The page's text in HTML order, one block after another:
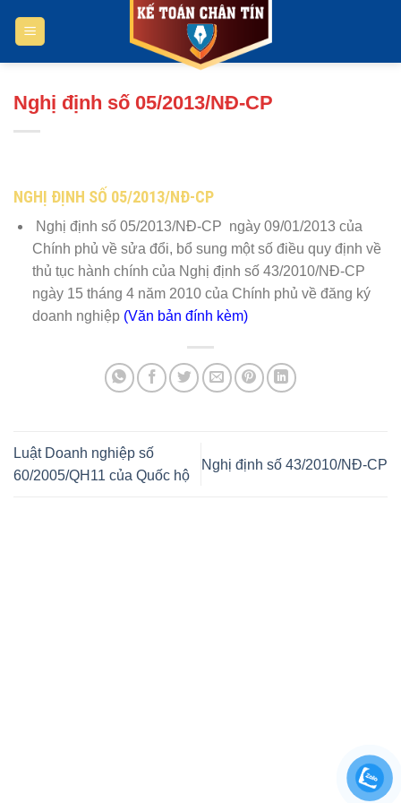
Nghị định số 05/2013/NĐ-CP
NGHỊ ĐỊNH SỐ 05/2013/NĐ-CP
Nghị định số 05/2013/NĐ-CP ngày 09/01/2013 của
Chính phủ về sửa đổi, bổ sung một số điều quy định về
thủ tục hành chính của Nghị định số 43/2010/NĐ-CP
ngày 15 tháng 4 năm 2010 của Chính phủ về đăng ký
doanh nghiệp (Văn bản đính kèm)
Luật Doanh nghiệp số
60/2005/QH11 của Quốc hộ
Nghị định số 43/2010/NĐ-CP